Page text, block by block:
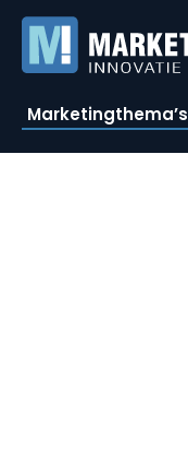
Marketingthema’s